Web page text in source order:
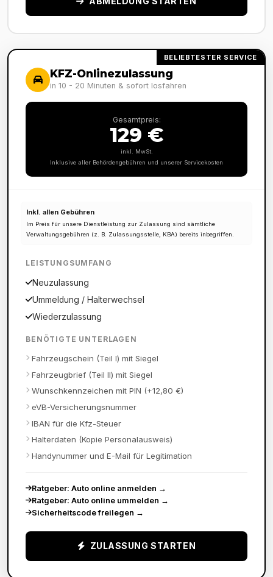
BELIEBTESTER SERVICE
KFZ-Onlinezulassung
in 10 - 20 Minuten & sofort losfahren
Gesamtpreis:
129 €
inkl. MwSt.
Inklusive aller Behördengebühren und unserer Servicekosten
Inkl. allen Gebühren
Im Preis für unsere Dienstleistung zur Zulassung sind sämtliche
Verwaltungsgebühren (z. B. Zulassungsstelle, KBA) bereits inbegriffen.
LEISTUNGSUMFANG
Neuzulassung
Ummeldung / Halterwechsel
Wiederzulassung
BENÖTIGTE UNTERLAGEN
Fahrzeugschein (Teil I) mit Siegel
Fahrzeugbrief (Teil II) mit Siegel
Wunschkennzeichen mit PIN (+12,80 €)
eVB-Versicherungsnummer
IBAN für die Kfz-Steuer
Halterdaten (Kopie Personalausweis)
Handynummer und E-Mail für Legitimation
Ratgeber: Auto online anmelden →
Ratgeber: Auto online ummelden →
Sicherheitscode freilegen →
ZULASSUNG STARTEN